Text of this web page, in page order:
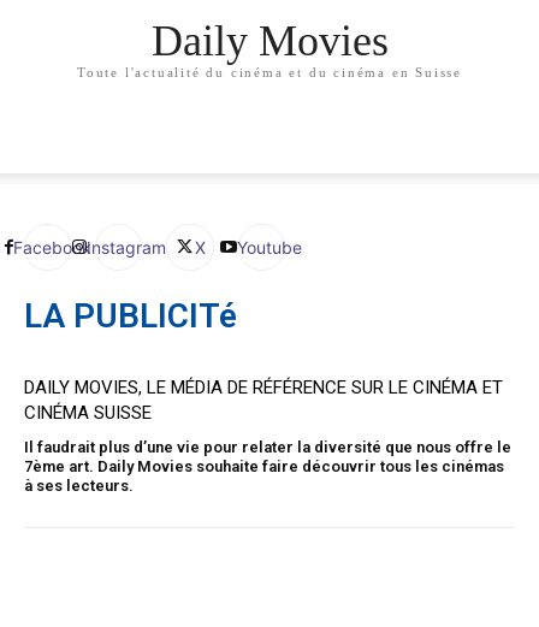
Daily Movies
Toute l'actualité du cinéma et du cinéma en Suisse
FacebookInstagram X Youtube
LA PUBLICITé
DAILY MOVIES, LE MÉDIA DE RÉFÉRENCE SUR LE CINÉMA ET
CINÉMA SUISSE
Il faudrait plus d’une vie pour relater la diversité que nous offre le
7ème art. Daily Movies souhaite faire découvrir tous les cinémas
à ses lecteurs.